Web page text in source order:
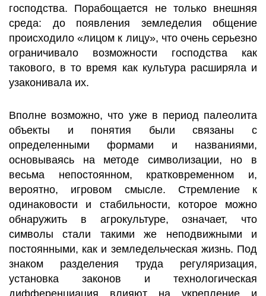
господства. Порабощается не только внешняя
среда: до появления земледелия общение
происходило «лицом к лицу», что очень серьезно
ограничивало возможности господства как
такового, в то время как культура расширяла и
узаконивала их.
Вполне возможно, что уже в период палеолита
объекты и понятия были связаны с
определенными формами и названиями,
основываясь на методе символизации, но в
весьма непостоянном, кратковременном и,
вероятно, игровом смысле. Стремление к
одинаковости и стабильности, которое можно
обнаружить в агрокультуре, означает, что
символы стали такими же неподвижными и
постоянными, как и земледельческая жизнь. Под
знаком разделения труда регуляризация,
установка законов и технологическая
дифференциация влияют на укрепление и